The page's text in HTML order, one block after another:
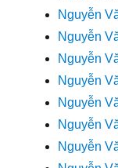
Nguyễn
Nguyễn
Nguyễn
Nguyễn
Nguyễn
Nguyễn
Nguyễn